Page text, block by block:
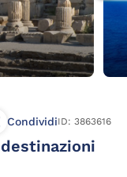
CondividiID: 3863616